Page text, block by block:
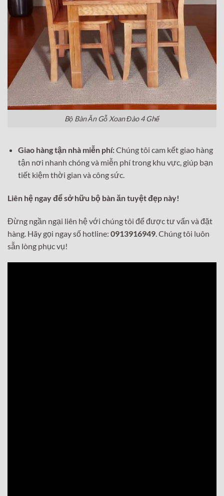
Bộ Bàn Ăn Gỗ Xoan Đào 4 Ghế
Giao hàng tận nhà miễn phí:Chúng tôi cam kết giao hàng
tận nơi nhanh chóng và miễn phí trong khu vực, giúp bạn
tiết kiệm thời gian và công sức.
Liên hệ ngay để sở hữu bộ bàn ăn tuyệt đẹp này!
Đừng ngần ngại liên hệ với chúng tôi để được tư vấn và đặt
hàng. Hãy gọi ngay số hotline: 0913916949 . Chúng tôi luôn
sẵn lòng phục vụ!